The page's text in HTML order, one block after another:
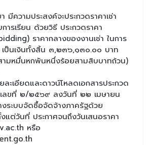
มีความประสงค์จะประกวดราคาเช่า
ารเรียน ด้วยวิธี ประกวดราคา
ราคากลางของงานเช่า ในการ
เป็นเงินทั้งสิ้น ๓,๒๓๖,๑๓๐.๐๐ บาท
มหมื่นหกพันหนึ่งร้อยสามสิบบาทถ้วน)
ะเอียดและดาวน์โหลดเอกสารประกวด
เลขที่ ๒/๒๕๖๙ ลงวันที่ ๒๒ เมษายน
ระบบจัดซื้อจัดจ้างภาครัฐด้วย
แต่วันที่ ประกาศจนถึงวันเสนอราคา
หรือ